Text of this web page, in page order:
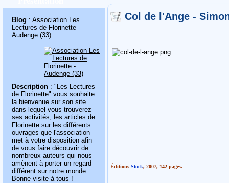
Blog : Association Les
Lectures de Florinette -
Audenge (33)
Description : "Les Lectures
de Florinette" vous souhaite
la bienvenue sur son site
dans lequel vous trouverez
ses activités, les articles de
Florinette sur les différents
ouvrages que l'association
met à votre disposition afin
de vous faire découvrir de
nombreux auteurs qui nous
amènent à porter un regard
différent sur notre monde.
Bonne visite à tous !
Col de l'Ange -
Éditions Stock, 2007, 142 pages.